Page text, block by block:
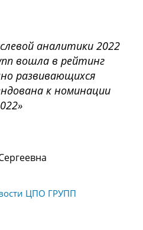
аналитики 2022
вошла в рейтинг
развивающихся
к номинации
ЦПО ГРУПП